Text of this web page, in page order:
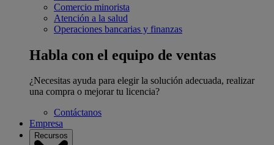
Comercio minorista
Atención a la salud
Operaciones bancarias y finanzas
Habla con el equipo de ventas
¿Necesitas ayuda para elegir la solución adecuada, realizar
una compra o mejorar tu licencia?
Contáctanos
Empresa
Recursos